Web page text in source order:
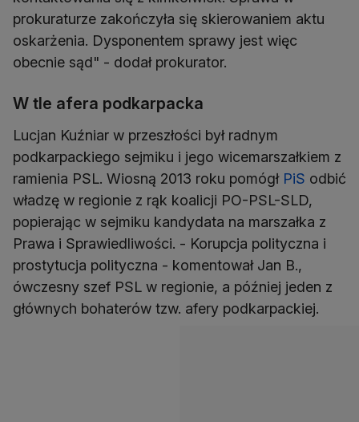
prokuraturze zakończyła się skierowaniem aktu
oskarżenia. Dysponentem sprawy jest więc
obecnie sąd" - dodał prokurator.
W tle afera podkarpacka
Lucjan Kuźniar w przeszłości był radnym
podkarpackiego sejmiku i jego wicemarszałkiem z
ramienia PSL. Wiosną 2013 roku pomógł PiS odbić
władzę w regionie z rąk koalicji PO-PSL-SLD,
popierając w sejmiku kandydata na marszałka z
Prawa i Sprawiedliwości. - Korupcja polityczna i
prostytucja polityczna - komentował Jan B.,
ówczesny szef PSL w regionie, a później jeden z
głównych bohaterów tzw. afery podkarpackiej.